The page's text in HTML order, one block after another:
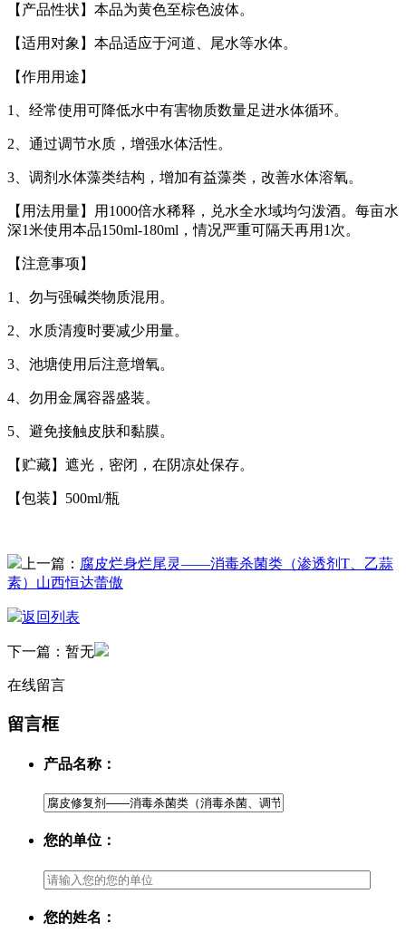
【产品性状】本品为黄色至棕色波体。
【适用对象】本品适应于河道、尾水等水体。
【作用用途】
1、经常使用可降低水中有害物质数量足进水体循环。
2、通过调节水质，增强水体活性。
3、调剂水体藻类结构，增加有益藻类，改善水体溶氧。
【用法用量】用1000倍水稀释，兑水全水域均匀泼酒。每亩水
深1米使用本品150ml-180ml，情况严重可隔天再用1次。
【注意事项】
1、勿与强碱类物质混用。
2、水质清瘦时要减少用量。
3、池塘使用后注意增氧。
4、勿用金属容器盛装。
5、避免接触皮肤和黏膜。
【贮藏】遮光，密闭，在阴凉处保存。
【包装】500ml/瓶
上一篇： 腐皮烂身烂尾灵——消毒杀菌类（渗透剂T、乙蒜
素）山西恒达蕾傲
返回列表
下一篇： 暂无
在线留言
留言框
产品名称：
您的单位：
您的姓名：